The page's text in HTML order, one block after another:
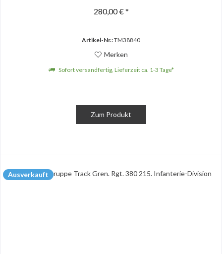
280,00 € *
Artikel-Nr.:TM38840
Merken
Sofort versandfertig, Lieferzeit ca. 1-3 Tage*
Zum Produkt
Ausverkauft